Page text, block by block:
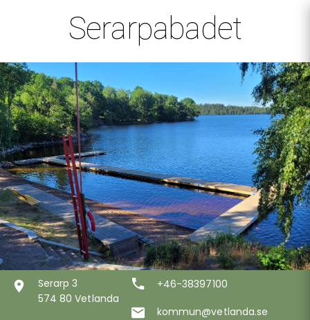
Serarpabadet
Serarp 3
574 80 Vetlanda
+46-38397100
kommun@vetlanda.se